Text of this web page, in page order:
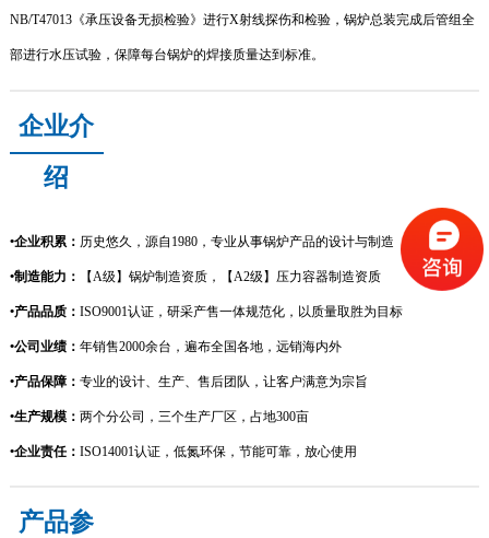
NB/T47013《承压设备无损检验》进行X射线探伤和检验，锅炉总装完成后管组全
部进行水压试验，保障每台锅炉的焊接质量达到标准。
企业介
绍
•企业积累： 历史悠久，源自 1980，专业从事锅炉产品的设计与制造
•制造能力： 【A级】锅炉制造资质，【A2级】压力容器制造资质
•产品品质： ISO9001认证，研采产售一体规范化，以质量取胜为目标
•公司业绩： 年销售2000余台，遍布全国各地，远销海内外
•产品保障： 专业的设计、生产、售后团队，让客户满意为宗旨
•生产规模： 两个分公司，三个生产厂区，占地300亩
•企业责任： ISO14001认证，低氮环保，节能可靠，放心使用
产品参